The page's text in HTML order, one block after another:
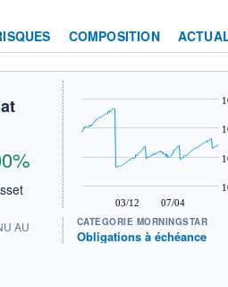
COMPOSITION
AU
03/12 07/04
CATÉGORIE MORNINGSTAR
Obligations à échéance